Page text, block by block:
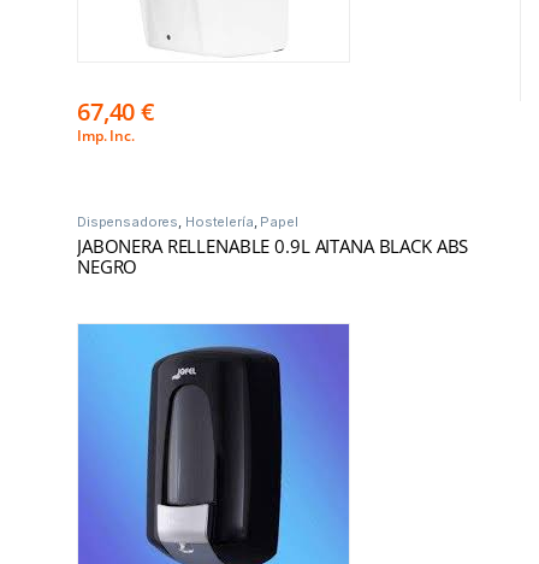
67,40€
Imp. Inc.
Dispensadores, Hostelería, Papel
JABONERA RELLENABLE 0.9L AITANA BLACK ABS
NEGRO